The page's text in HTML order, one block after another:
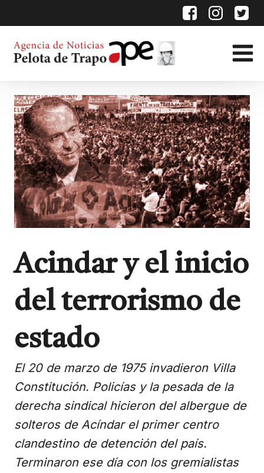
Acindar y el inicio
del terrorismo de
estado
El 20 de marzo de 1975 invadieron Villa
Constitución. Policías y la pesada de la
derecha sindical hicieron del albergue de
solteros de Acíndar el primer centro
clandestino de detención del país.
Terminaron ese día con los gremialistas